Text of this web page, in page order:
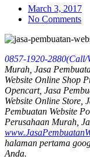
March 3, 2017
No Comments
0857-1920-2880(Call/
Murah, Jasa
Website Online Shop
Opencart, Jasa
Website Online Store,
Pembuatan Website
Perusahaan Murah,
halaman pertama
Anda.